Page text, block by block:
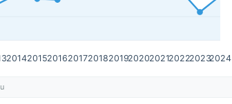
20142015201620172018201920202021202220232024